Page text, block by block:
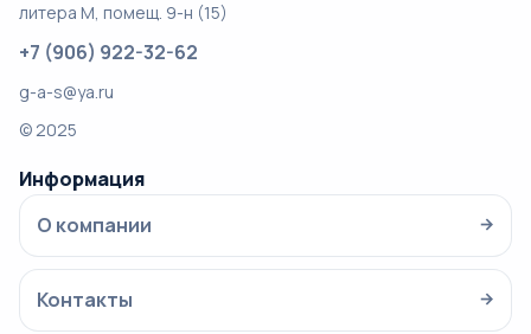
литера М, помещ. 9-н (15)
+7 (906) 922-32-62
g-a-s@ya.ru
© 2025
Информация
О компании
→
Контакты →